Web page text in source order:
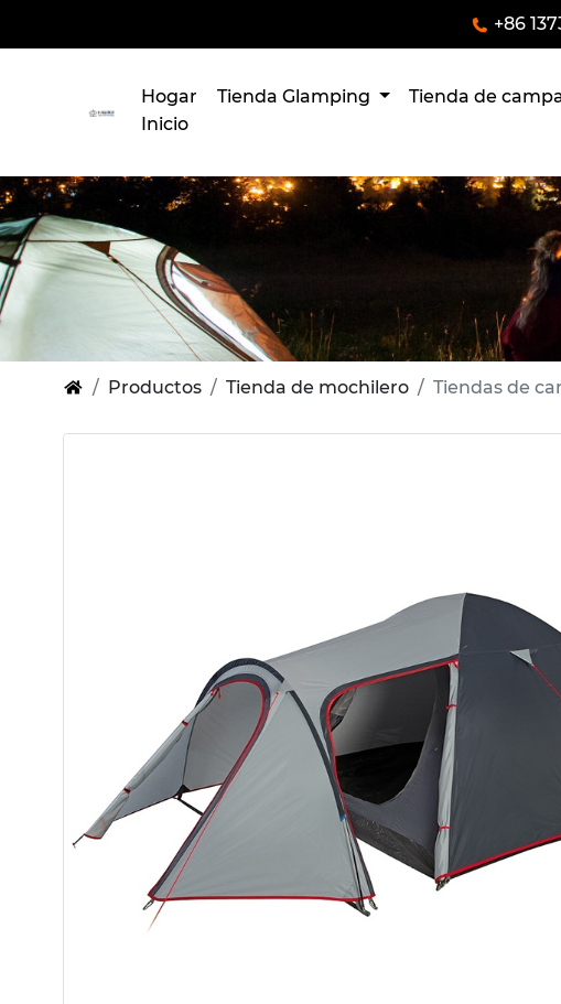
+86
Hogar
Inicio
Tienda Glamping Tienda de
Productos Tienda de mochilero Tiendas de